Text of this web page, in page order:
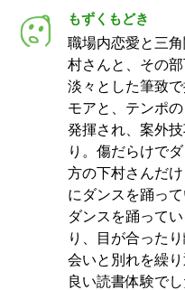
もずくもどき
職場内恋愛と三
村さんと、その
淡々とした筆致
モアと、テンポ
発揮され、案外
り。傷だらけで
方の下村さんだ
にダンスを踊っ
ダンスを踊って
り、目が合った
会いと別れを繰
良い読書体験でし